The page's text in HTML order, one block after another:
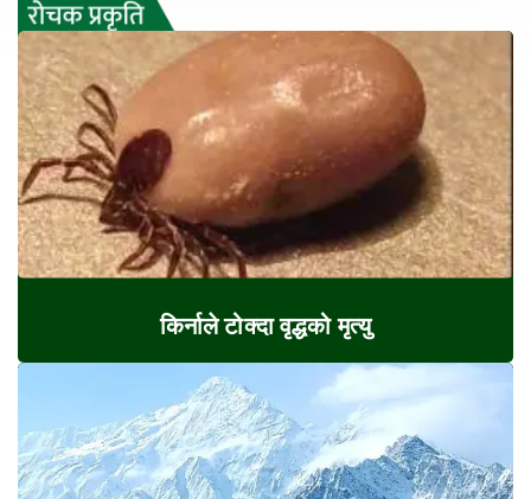
किर्नाले टोक्दा वृद्धको मृत्यु